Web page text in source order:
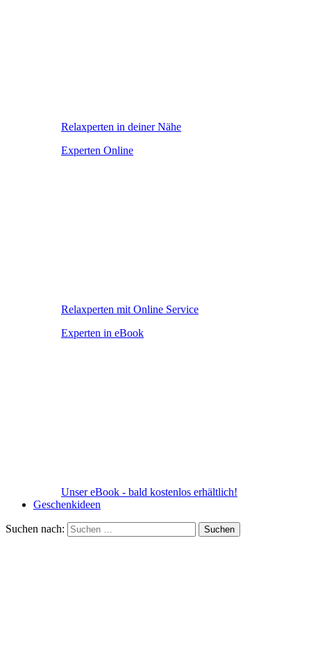
Relaxperten in deiner Nähe
Experten Online
Relaxperten mit Online Service
Experten in eBook
Unser eBook - bald kostenlos erhältlich!
Geschenkideen
Suchen nach: